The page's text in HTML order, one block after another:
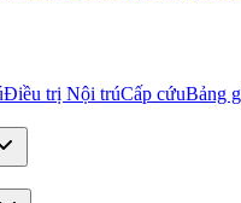
Điều trị Nội trúCấp cứuBảng